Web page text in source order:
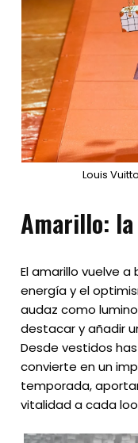
Louis
Amarillo:
El amarillo vuelve
energía y el
audaz como
destacar y añadir
Desde vestidos
convierte en un
temporada,
vitalidad a cada